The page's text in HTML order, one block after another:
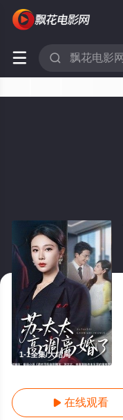
 
1-1全集/大结局
 在线观看